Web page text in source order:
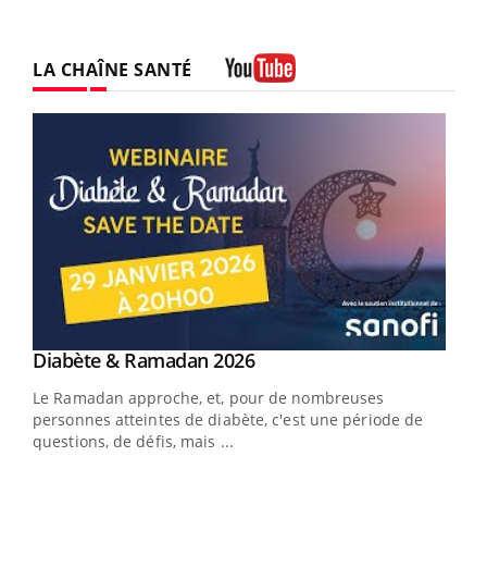
LA CHAÎNE SANTÉ
Youtube
Diabète & Ramadan 2026Youtube
Le Ramadan approche, et, pour de nombreuses
personnes atteintes de diabète, c'est une période de
questions, de défis, mais ...